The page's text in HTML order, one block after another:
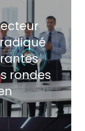
rondes